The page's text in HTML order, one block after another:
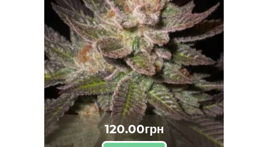
120.00грн